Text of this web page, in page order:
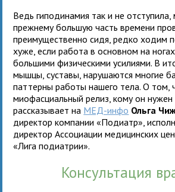
Ведь гиподинамия так и не
прежнему большую часть времени
преимущественно сидя, редко ходим
хуже, если работа в основном на
большими физическими усилиями. В
мышцы, суставы, нарушаются многие
паттерны работы нашего тела. О том,
миофасциальный релиз, кому он нужен
рассказывает на МЕД-инфо Ольга
директор компании «Подиатр»,
директор Ассоциации медицинских
«Лига подиатрии».
Консультация